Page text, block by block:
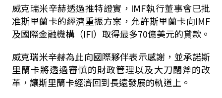
威克瑞米辛赫透過推特證實，IMF執行董事會已批
准斯里蘭卡的經濟重振方案，允許斯里蘭卡向IMF
及國際金融機構（IFI）取得最多70億美元的貸款。
威克瑞米辛赫為此向國際夥伴表示感謝，並承諾斯
里蘭卡將透過審慎的財政管理以及大刀闊斧的改
革，讓斯里蘭卡經濟回到長遠發展的軌道上。